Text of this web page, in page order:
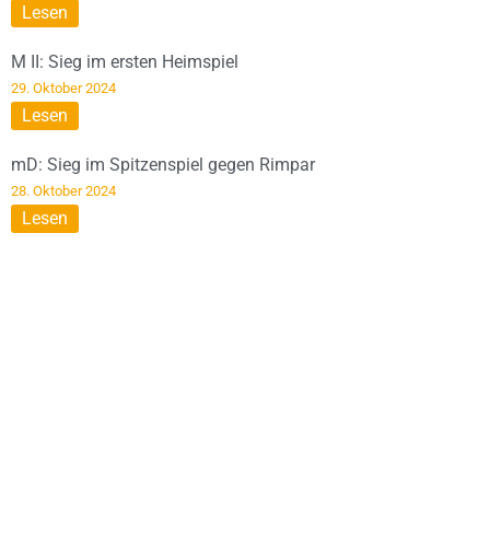
Lesen
M II: Sieg im ersten Heimspiel
29. Oktober 2024
Lesen
mD: Sieg im Spitzenspiel gegen Rimpar
28. Oktober 2024
Lesen